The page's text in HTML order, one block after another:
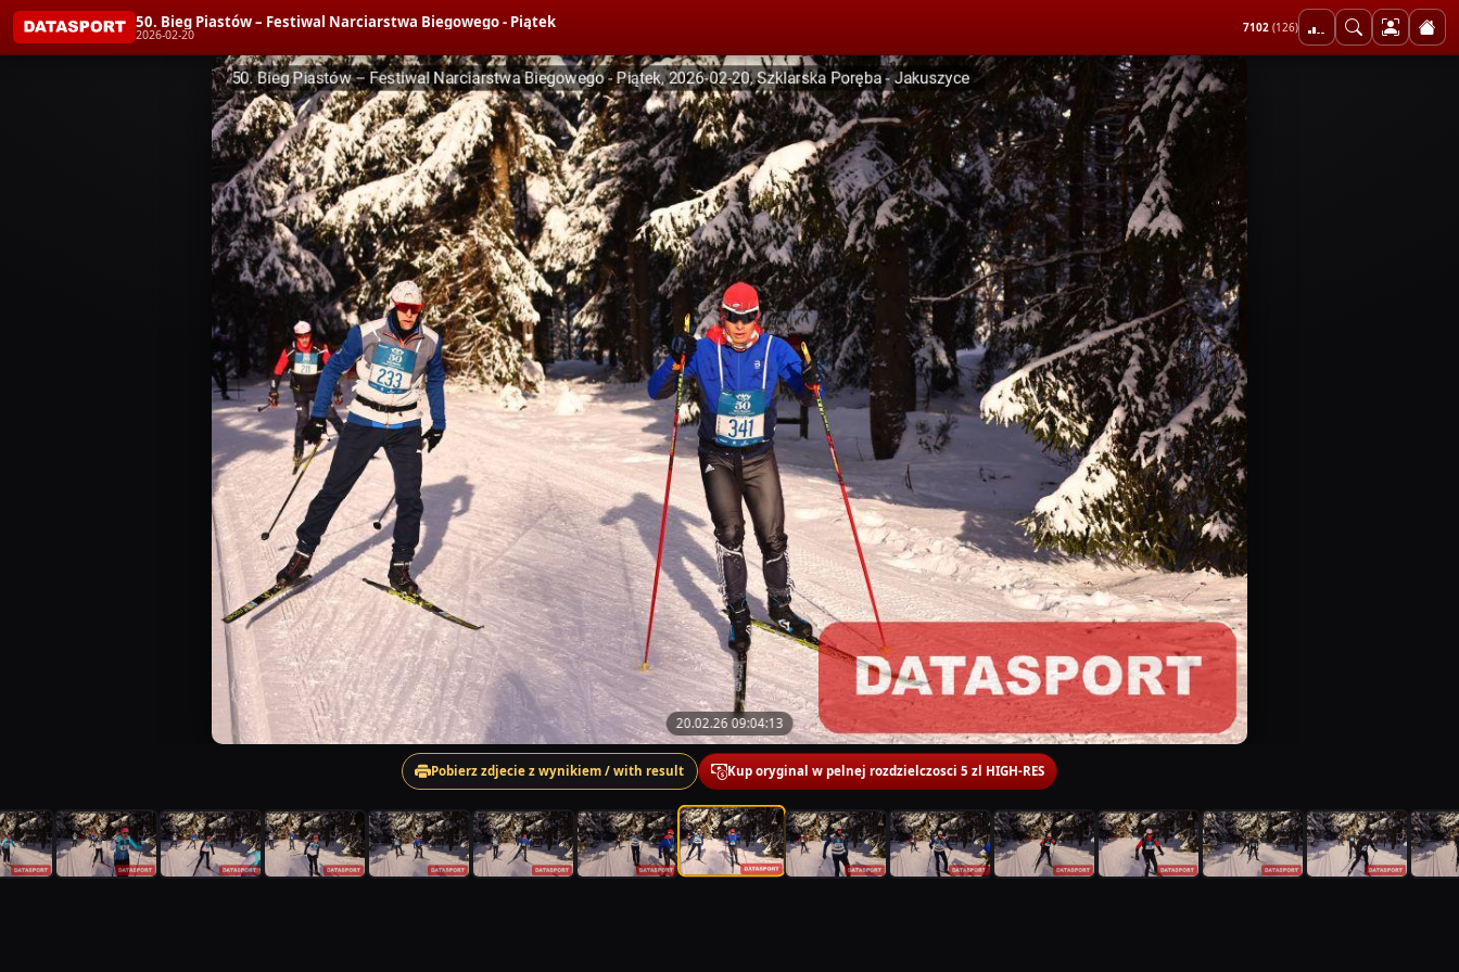
50. Bieg Piastów – Festiwal Narciarstwa Biegowego - Piątek
2026-02-20 7102 (126)
20.02.26 09:04:13
Pobierz zdjecie z wynikiem / with result Kup oryginal w pelnej rozdzielczosci 5 zl HIGH-RES